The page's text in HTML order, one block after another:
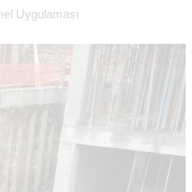
Uygulaması